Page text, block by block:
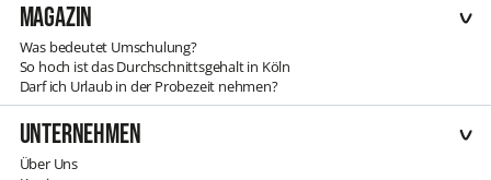
Magazin
Was bedeutet Umschulung?
So hoch ist das Durchschnittsgehalt in Köln
Darf ich Urlaub in der Probezeit nehmen?
Unternehmen
Über Uns